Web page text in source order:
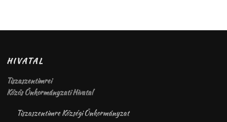
HIVATAL
Tiszaszentimrei
Közös Önkormányzati Hivatal
Tiszaszentimre Községi Önkormányzat